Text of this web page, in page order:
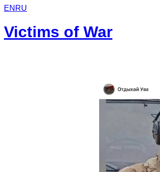
EN RU
Victims of War